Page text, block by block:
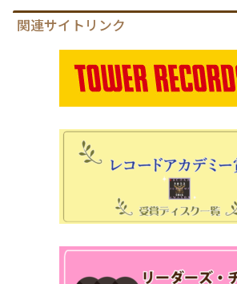
関連サイトリンク